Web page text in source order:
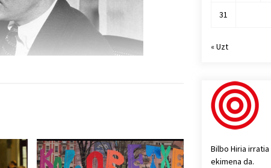
31
« Uzt
Bilbo Hiria irratia
ekimena da.